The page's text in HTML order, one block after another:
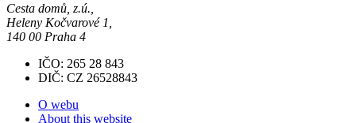
Cesta domů, z.ú.,
Heleny Kočvarové 1,
140 00 Praha 4
IČO: 265 28 843
DIČ: CZ 26528843
O webu
About this website